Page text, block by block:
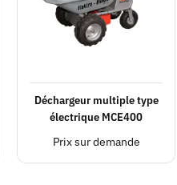
Déchargeur multiple type
électrique MCE400
Prix sur demande